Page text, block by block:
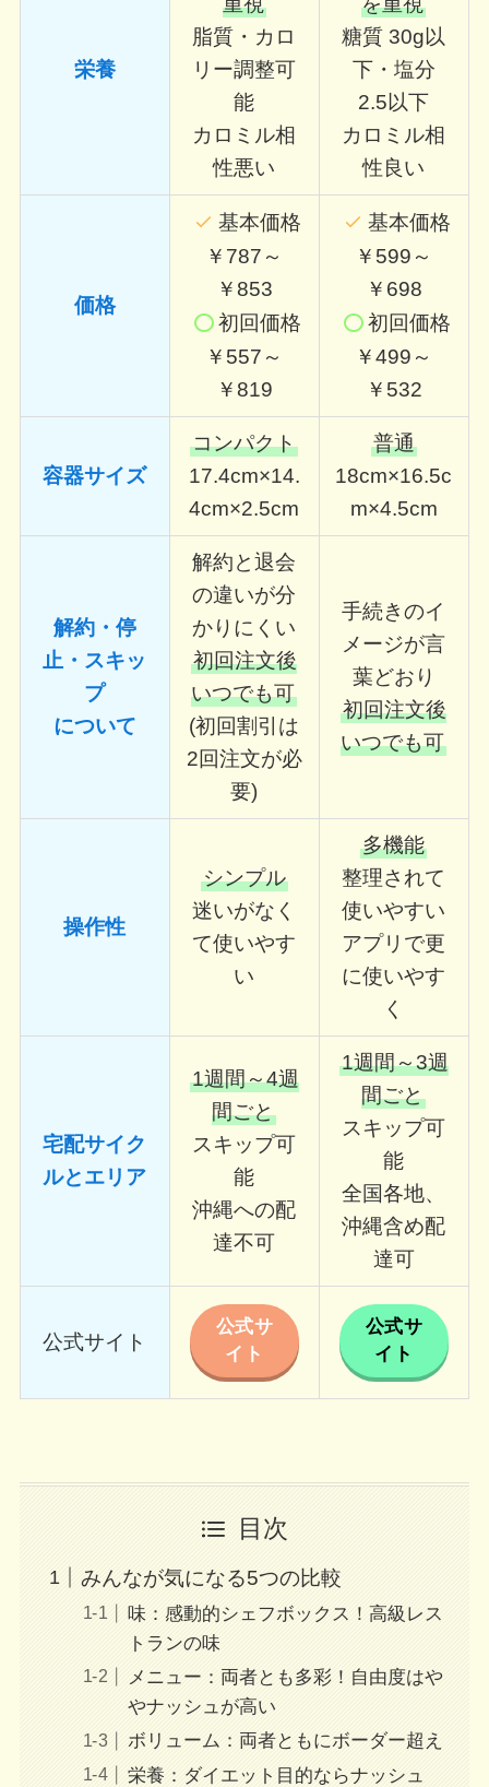
栄養
脂質・カロ
リー調整可
能
カロミル相
性悪い
糖質 30g以
下・塩分
2.5以下
カロミル相
性良い
価格
基本価格
￥787～
￥853
初回価格
￥557～
￥819
基本価格
￥599～
￥698
初回価格
￥499～
￥532
容器サイズ
コンパクト
17.4cm×14.
4cm×2.5cm
普通
18cm×16.5c
m×4.5cm
解約・停
止・スキッ
プ
について
解約と退会
の違いが分
かりにくい
初回注文後
いつでも可
(初回割引は
2回注文が必
要)
手続きのイ
メージが言
葉どおり
初回注文後
いつでも可
操作性
シンプル
迷いがなく
て使いやす
い
多機能
整理されて
使いやすい
アプリで更
に使いやす
く
宅配サイク
ルとエリア
1週間～4週
間ごと
スキップ可
能
沖縄への配
達不可
1週間～3週
間ごと
スキップ可
能
全国各地、
沖縄含め配
達可
公式サイト
公式サ
イト
公式サ
イト
目次
みんなが気になる5つの比較
味：感動的シェフボックス！高級レス
トランの味
メニュー：両者とも多彩！自由度はや
やナッシュが高い
ボリューム：両者ともにボーダー超え
栄養：ダイエット目的ならナッシュ